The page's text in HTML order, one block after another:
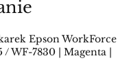
Epson WorkForce
WF-7830 | Magenta |